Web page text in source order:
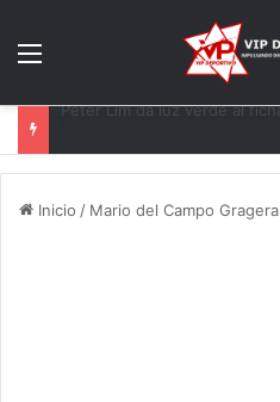
Inicio / Mario del Campo Gragera